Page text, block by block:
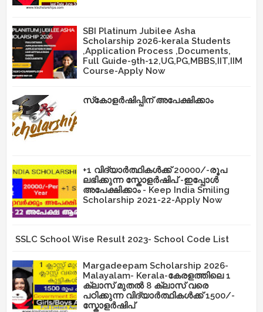
SBI Platinum Jubilee Asha
Scholarship 2026-kerala Students
,Application Process ,Documents,
Full Guide-9th-12,UG,PG,MBBS,IIT,IIM
Course-Apply Now
സ്‌കോളർഷിപ്പിന് അപേക്ഷിക്കാം
+1 വിദ്യാർത്ഥികൾക്ക് 20000/-രൂപ
ലഭിക്കുന്ന സ്കോളർഷിപ് -ഇപ്പോൾ
അപേക്ഷിക്കാം - Keep India Smiling
Scholarship 2021-22-Apply Now
SSLC School Wise Result 2023- School Code List
Margadeepam Scholarship 2026-
Malayalam- Kerala-കേരളത്തിലെ 1
ക്ലാസ് മുതൽ 8 ക്ലാസ് വരെ
പഠിക്കുന്ന വിദ്യാർത്ഥികൾക്ക് 1500/-
സ്കോളർഷിപ്